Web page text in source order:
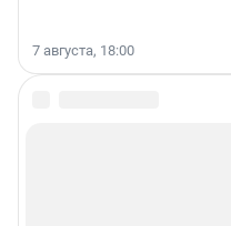
7 августа, 18:00